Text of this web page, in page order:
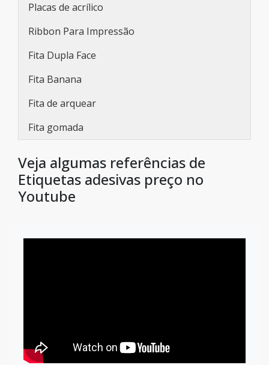
Placas de acrílico
Ribbon Para Impressão
Fita Dupla Face
Fita Banana
Fita de arquear
Fita gomada
Veja algumas referências de
Etiquetas adesivas preço no
Youtube